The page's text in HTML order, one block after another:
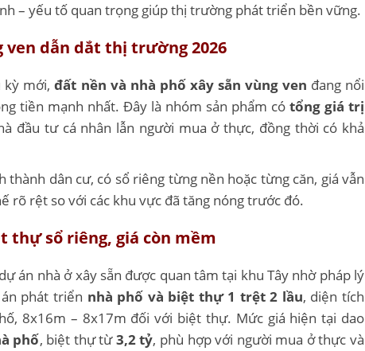
– yếu tố quan trọng giúp thị trường phát triển bền vững.
ven dẫn dắt thị trường 2026
kỳ mới,đất nền và nhà phố xây sẵn vùng ven đang nổi
tiền mạnh nhất. Đây là nhóm sản phẩm có tổng giá trị
đầu tư cá nhân lẫn người mua ở thực, đồng thời có khả
thành dân cư, có sổ riêng từng nền hoặc từng căn, giá vẫn
rõ rệt so với các khu vực đã tăng nóng trước đó.
thự sổ riêng, giá còn mềm
án nhà ở xây sẵn được quan tâm tại khu Tây nhờ pháp lý
phát triển nhà phố và biệt thự 1 trệt 2 lầu, diện tích
8x16m – 8x17m đối với biệt thự. Mức giá hiện tại dao
phố, biệt thự từ3,2 tỷ, phù hợp với người mua ở thực và